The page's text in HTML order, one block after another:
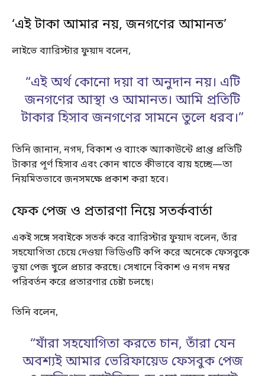
‘এই টাকা আমার নয়, জনগণের আমানত’
লাইভে ব্যারিস্টার ফুয়াদ বলেন,
“এই অর্থ কোনো দয়া বা অনুদান নয়। এটি
জনগণের আস্থা ও আমানত। আমি প্রতিটি
টাকার হিসাব জনগণের সামনে তুলে ধরব।”
তিনি জানান, নগদ, বিকাশ ও ব্যাংক অ্যাকাউন্টে প্রাপ্ত প্রতিটি
টাকার পূর্ণ হিসাব এবং কোন খাতে কীভাবে ব্যয় হচ্ছে—তা
নিয়মিতভাবে জনসমক্ষে প্রকাশ করা হবে।
ফেক পেজ ও প্রতারণা নিয়ে সতর্কবার্তা
একই সঙ্গে সবাইকে সতর্ক করে ব্যারিস্টার ফুয়াদ বলেন, তাঁর
সহযোগিতা চেয়ে দেওয়া ভিডিওটি কপি করে অনেকে ফেসবুকে
ভুয়া পেজ খুলে প্রচার করছে। সেখানে বিকাশ ও নগদ নম্বর
পরিবর্তন করে প্রতারণার চেষ্টা চলছে।
তিনি বলেন,
“যাঁরা সহযোগিতা করতে চান, তাঁরা যেন
অবশ্যই আমার ভেরিফায়েড ফেসবুক পেজ